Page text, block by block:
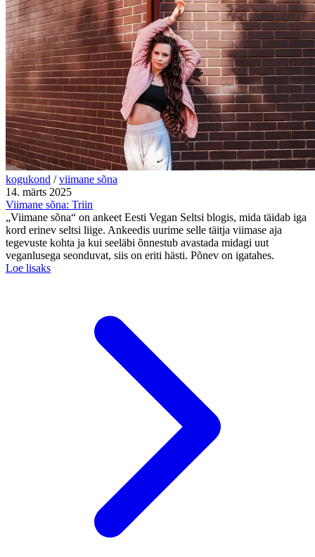
kogukond / viimane sõna
14. märts 2025
Viimane sõna: Triin
„Viimane sõna“ on ankeet Eesti Vegan Seltsi blogis, mida täidab iga
kord erinev seltsi liige. Ankeedis uurime selle täitja viimase aja
tegevuste kohta ja kui seeläbi õnnestub avastada midagi uut
veganlusega seonduvat, siis on eriti hästi. Põnev on igatahes.
Loe lisaks